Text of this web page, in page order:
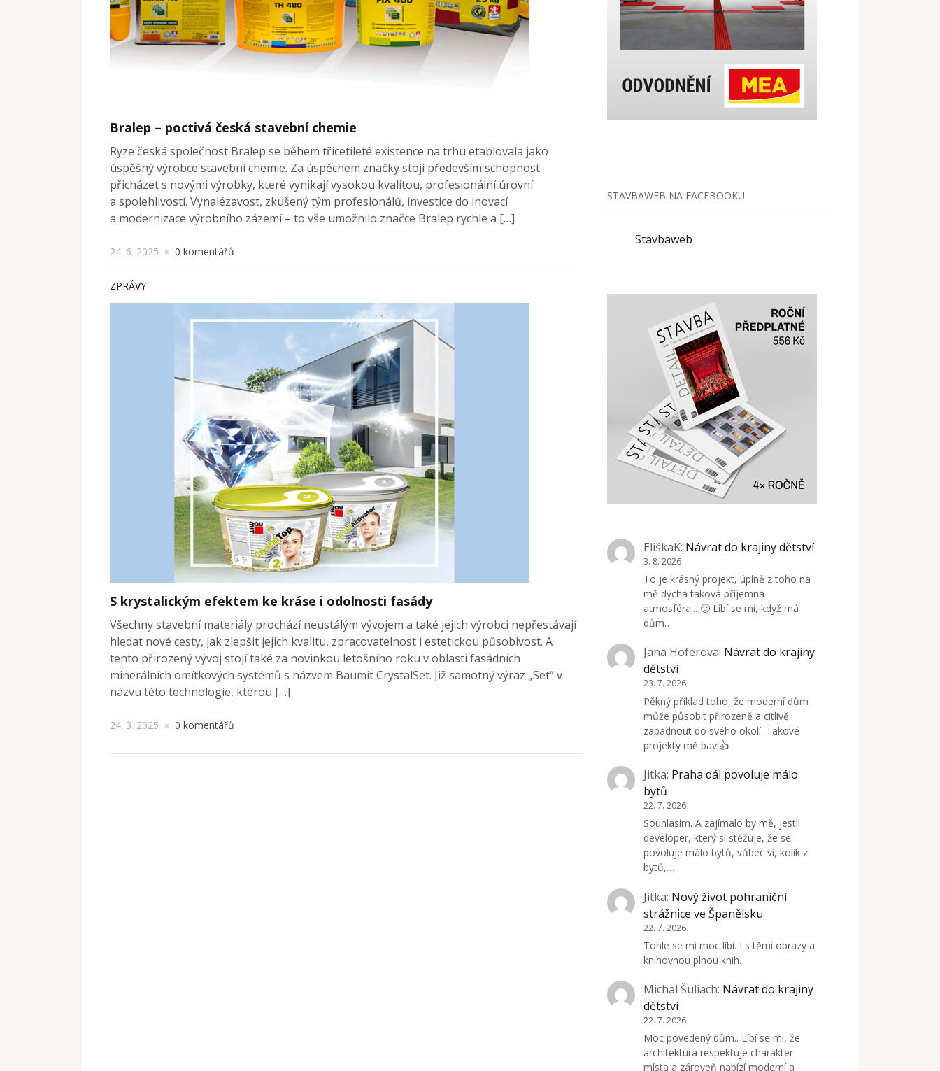
Bralep – poctivá česká stavební chemie
Ryze česká společnost Bralep se během třicetileté existence na trhu etablovala jako
úspěšný výrobce stavební chemie. Za úspěchem značky stojí především schopnost
přicházet s novými výrobky, které vynikají vysokou kvalitou, profesionální úrovní
a spolehlivostí. Vynalézavost, zkušený tým profesionálů, investice do inovací
a modernizace výrobního zázemí – to vše umožnilo značce Bralep rychle a […]
24. 6. 2025 × 0 komentářů
ZPRÁVY
S krystalickým efektem ke kráse i odolnosti fasády
Všechny stavební materiály prochází neustálým vývojem a také jejich výrobci nepřestávají
hledat nové cesty, jak zlepšit jejich kvalitu, zpracovatelnost i estetickou působivost. A
tento přirozený vývoj stojí také za novinkou letošního roku v oblasti fasádních
minerálních omítkových systémů s názvem Baumit CrystalSet. Již samotný výraz „Set“ v
názvu této technologie, kterou […]
24. 3. 2025 × 0 komentářů
STAVBAWEB NA FACEBOOKU
Stavbaweb
EliškaK: Návrat do krajiny dětství
3. 8. 2026
To je krásný projekt, úplně z toho na
mě dýchá taková příjemná
atmosféra... 🙂 Líbí se mi, když má
dům…
Jana Hoferova: Návrat do krajiny
dětství
23. 7. 2026
Pěkný příklad toho, že moderní dům
může působit přirozeně a citlivě
zapadnout do svého okolí. Takové
projekty mě baví👍
Jitka: Praha dál povoluje málo
bytů
22. 7. 2026
Souhlasím. A zajímalo by mě, jestli
developer, který si stěžuje, že se
povoluje málo bytů, vůbec ví, kolik z
bytů,…
Jitka: Nový život pohraniční
strážnice ve Španělsku
22. 7. 2026
Tohle se mi moc líbí. I s těmi obrazy a
knihovnou plnou knih.
Michal Šuliach: Návrat do krajiny
dětství
22. 7. 2026
Moc povedený dům.. Líbí se mi, že
architektura respektuje charakter
místa a zároveň nabízí moderní a